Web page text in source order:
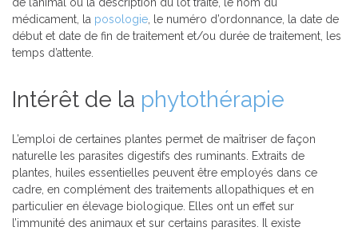
de l’animal ou la description du lot traité, le nom du
médicament, la posologie, le numéro d’ordonnance, la date de
début et date de fin de traitement et/ou durée de traitement, les
temps d’attente.
Intérêt de la phytothérapie
L’emploi de certaines plantes permet de maîtriser de façon
naturelle les parasites digestifs des ruminants. Extraits de
plantes, huiles essentielles peuvent être employés dans ce
cadre, en complément des traitements allopathiques et en
particulier en élevage biologique. Elles ont un effet sur
l’immunité des animaux et sur certains parasites. Il existe